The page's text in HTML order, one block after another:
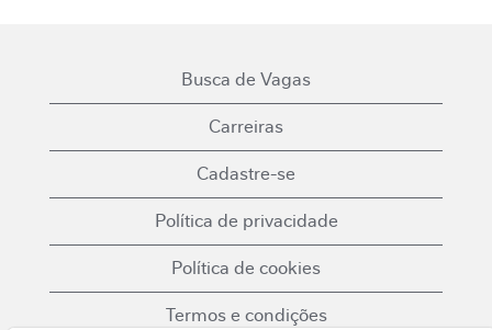
Busca de Vagas
Carreiras
Cadastre-se
Política de privacidade
Política de cookies
Termos e condições